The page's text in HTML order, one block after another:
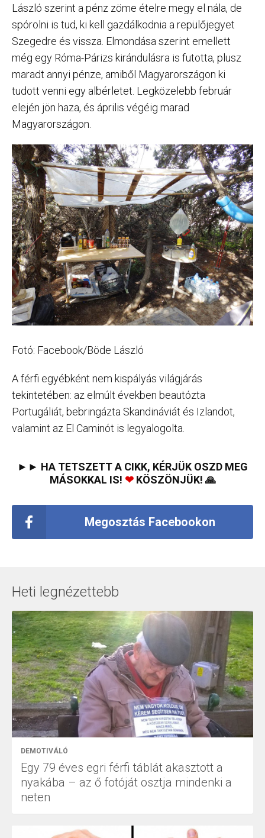
László szerint a pénz zöme ételre megy el nála, de
spórolni is tud, ki kell gazdálkodnia a repülőjegyet
Szegedre és vissza. Elmondása szerint emellett
még egy Róma-Párizs kirándulásra is futotta, plusz
maradt annyi pénze, amiből Magyarországon ki
tudott venni egy albérletet. Legközelebb február
elején jön haza, és április végéig marad
Magyarországon.
Fotó: Facebook/Böde László
A férfi egyébként nem kispályás világjárás
tekintetében: az elmúlt években beautózta
Portugáliát, bebringázta Skandináviát és Izlandot,
valamint az El Caminót is legyalogolta.
►► HA TETSZETT A CIKK, KÉRJÜK OSZD MEG
MÁSOKKAL IS! ❤KÖSZÖNJÜK! 🙏
Megosztás Facebookon
Heti legnézettebb
DEMOTIVÁLÓ
Egy 79 éves egri férfi táblát akasztott a
nyakába – az ő fotóját osztja mindenki a
neten